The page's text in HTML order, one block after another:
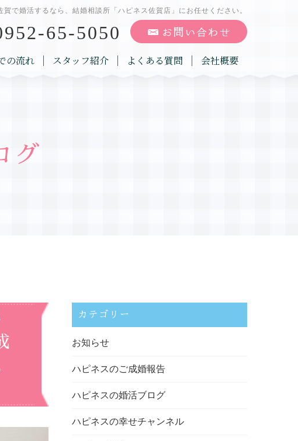
賀で婚活するなら、結婚相談所「ハピネス佐賀店」にお任せください。
65-5050
の流れ スタッフ紹介 よくある質問 会社概要
グ
カテゴリー
お知らせ
ハピネスのご成婚報告
ハピネスの婚活ブログ
ハピネスの幸せチャンネル